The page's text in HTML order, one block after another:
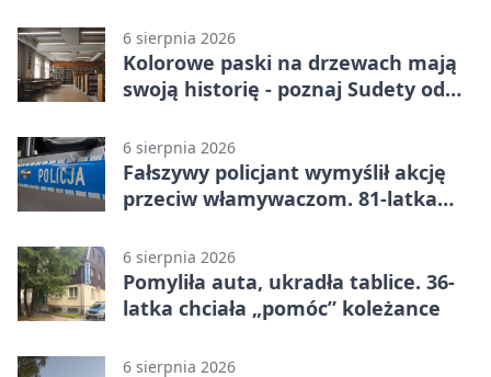
6 sierpnia 2026
Kolorowe paski na drzewach mają
swoją historię - poznaj Sudety od
6 sierpnia 2026
Fałszywy policjant wymyślił akcję
przeciw włamywaczom. 81-latka
6 sierpnia 2026
Pomyliła auta, ukradła tablice. 36-
latka chciała „pomóc” koleżance
6 sierpnia 2026